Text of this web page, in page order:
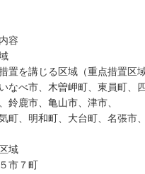
容
を講じる区域（重点措置区域
べ市、木曽岬町、東員町、
鈴鹿市、亀山市、津市、
町、明和町、大台町、名張市
域
７町